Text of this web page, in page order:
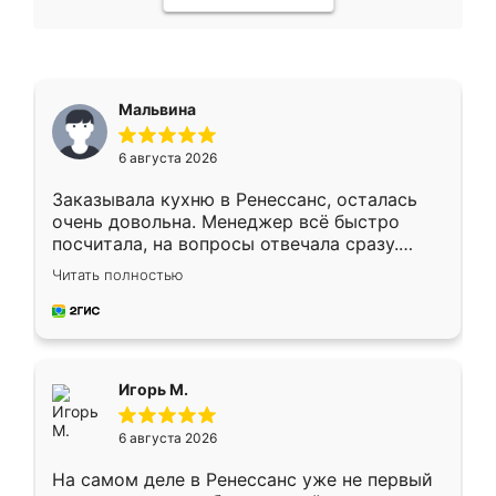
Мальвина
6 августа 2026
Заказывала кухню в Ренессанс, осталась
очень довольна. Менеджер всё быстро
посчитала, на вопросы отвечала сразу.
Замерщик приехал в субботу, подошёл к
делу со всей ответственностью. Собрали
за день, ребята работали аккуратно, даже
Читать полностью
Игорь М.
6 августа 2026
На самом деле в Ренессанс уже не первый